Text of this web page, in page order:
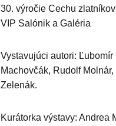
30. výročie Cechu
VIP Salónik a Galéria
Vystavujúci autori:
Machovčák, Rudolf
Zelenák.
Kurátorka výstavy: Andrea